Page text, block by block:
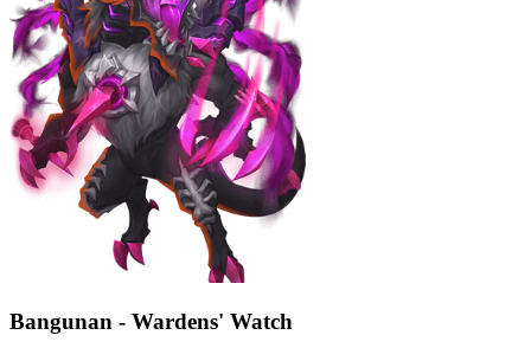
Bangunan - Wardens' Watch